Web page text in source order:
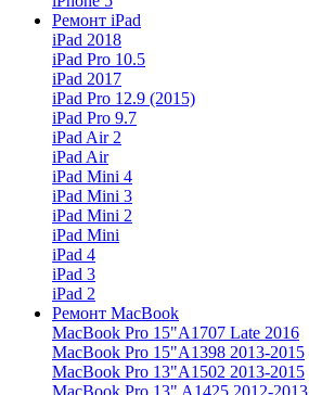
Ремонт iPad
iPad 2018
iPad Pro 10.5
iPad 2017
iPad Pro 12.9 (2015)
iPad Pro 9.7
iPad Air 2
iPad Air
iPad Mini 4
iPad Mini 3
iPad Mini 2
iPad Mini
iPad 4
iPad 3
iPad 2
Ремонт MacBook
MacBook Pro 15"A1707 Late 2016
MacBook Pro 15"A1398 2013-2015
MacBook Pro 13"A1502 2013-2015
MacBook Pro 13" A1425 2012-2013